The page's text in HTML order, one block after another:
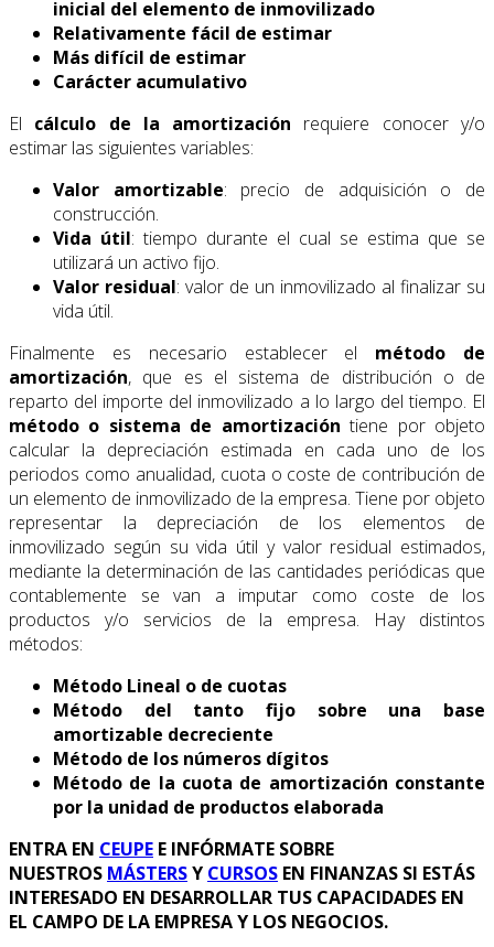
inicial del elemento de inmovilizado
Relativamente fácil de estimar
Más difícil de estimar
Carácter acumulativo
El cálculo de la amortización requiere conocer y/o
estimar las siguientes variables:
Valor amortizable: precio de adquisición o de
construcción.
Vida útil: tiempo durante el cual se estima que se
utilizará un activo fijo.
Valor residual: valor de un inmovilizado al finalizar su
vida útil.
Finalmente es necesario establecer el método de
amortización, que es el sistema de distribución o de
reparto del importe del inmovilizado a lo largo del tiempo. El
método o sistema de amortización tiene por objeto
calcular la depreciación estimada en cada uno de los
periodos como anualidad, cuota o coste de contribución de
un elemento de inmovilizado de la empresa. Tiene por objeto
representar la depreciación de los elementos de
inmovilizado según su vida útil y valor residual estimados,
mediante la determinación de las cantidades periódicas que
contablemente se van a imputar como coste de los
productos y/o servicios de la empresa. Hay distintos
métodos:
Método Lineal o de cuotas
Método del tanto fijo sobre una base
amortizable decreciente
Método de los números dígitos
Método de la cuota de amortización constante
por la unidad de productos elaborada
ENTRA EN CEUPE E INFÓRMATE SOBRE
NUESTROS MÁSTERSY CURSOS EN FINANZAS SI ESTÁS
INTERESADO EN DESARROLLAR TUS CAPACIDADES EN
EL CAMPO DE LA EMPRESA Y LOS NEGOCIOS.